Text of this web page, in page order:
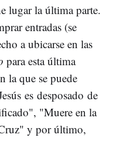
lugar la última parte.
entradas (se
a ubicarse en las
para esta última
la que se puede
es desposado de
"Muere en la
y por último,